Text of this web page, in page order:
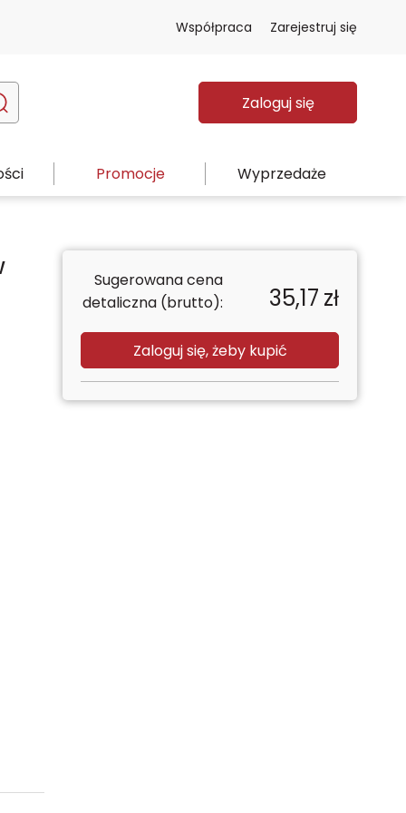
Współpraca Zarejestruj się
Zaloguj się
Promocje Wyprzedaże
Sugerowana cena
detaliczna (brutto):
35,17 zł
Zaloguj się, żeby kupić